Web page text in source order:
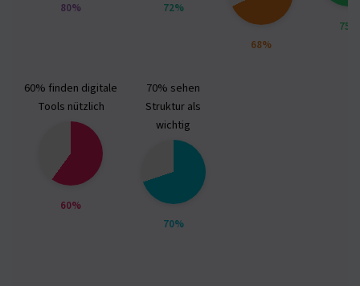
80% 72%
68%
75%
60% finden digitale
Tools nützlich
60%
70% sehen
Struktur als
wichtig
70%